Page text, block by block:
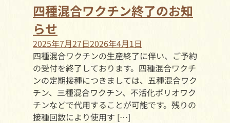
四種混合ワクチン終了のお知
らせ
2025年7月27日2026年4月1日
四種混合ワクチンの生産終了に伴い、ご予約
の受付を終了しております。四種混合ワクチ
ンの定期接種につきましては、五種混合ワク
チン、三種混合ワクチン、不活化ポリオワク
チンなどで代用することが可能です。残りの
接種回数により使用す […]